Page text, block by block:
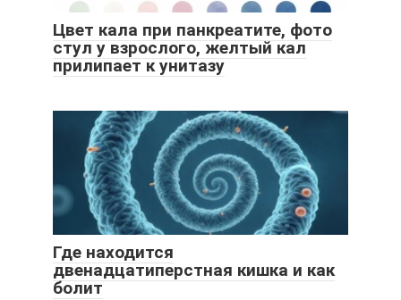
Цвет кала при панкреатите, фото
стул у взрослого, желтый кал
прилипает к унитазу
Где находится
двенадцатиперстная кишка и как
болит